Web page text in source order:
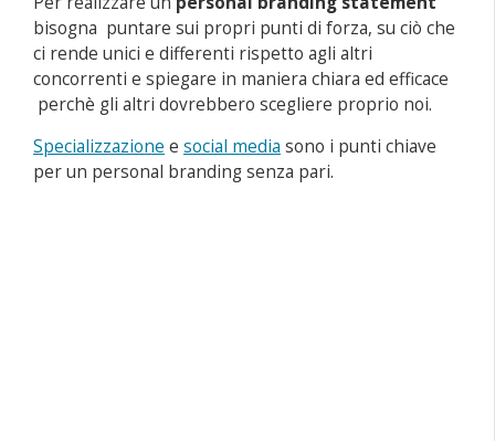
bisogna puntare sui propri punti di forza, su ciò che
ci rende unici e differenti rispetto agli altri
concorrenti e spiegare in maniera chiara ed efficace
perchè gli altri dovrebbero scegliere proprio noi.
Specializzazione e social media sono i punti chiave
per un personal branding senza pari.